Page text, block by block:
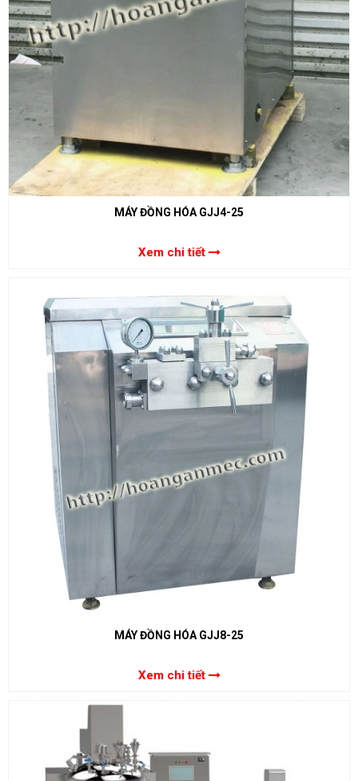
MÁY ĐỒNG HÓA GJJ4-25
Xem chi tiết
MÁY ĐỒNG HÓA GJJ8-25
Xem chi tiết